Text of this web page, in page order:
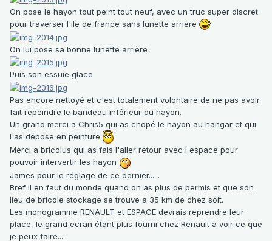
On pose le hayon tout peint tout neuf, avec un truc super discret
pour traverser l'ile de france sans lunette arrière
On lui pose sa bonne lunette arrière
Puis son essuie glace
Pas encore nettoyé et c'est totalement volontaire de ne pas avoir
fait repeindre le bandeau inférieur du hayon.
Un grand merci a Chris5 qui as chopé le hayon au hangar et qui
l'as dépose en peinture
Merci a bricolus qui as fais l'aller retour avec l espace pour
pouvoir intervertir les hayon
James pour le réglage de ce dernier......
Bref il en faut du monde quand on as plus de permis et que son
lieu de bricole stockage se trouve a 35 km de chez soit.
Les monogramme RENAULT et ESPACE devrais reprendre leur
place, le grand ecran étant plus fourni chez Renault a voir ce que
je peux faire.....